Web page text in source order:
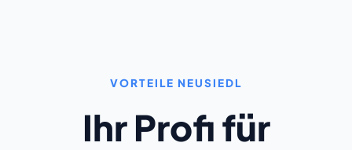
VORTEILE NEUSIEDL
Ihr Profi für